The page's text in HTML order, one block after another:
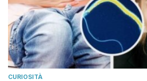
CURIOSITÀ